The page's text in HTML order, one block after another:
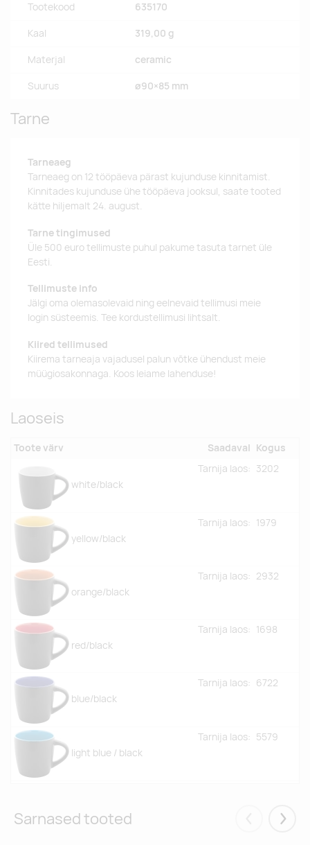
Tootekood 635170
Kaal 319,00 g
Materjal ceramic
Suurus ø90×85 mm
Tarne
Tarneaeg
Tarneaeg on 12 tööpäeva pärast kujunduse kinnitamist.
Kinnitades kujunduse ühe tööpäeva jooksul, saate tooted
kätte hiljemalt 24. august.
Tarne tingimused
Üle 500 euro tellimuste puhul pakume tasuta tarnet üle
Eesti.
Tellimuste info
Jälgi oma olemasolevaid ning eelnevaid tellimusi meie
login süsteemis. Tee kordustellimusi lihtsalt.
Kiired tellimused
Kiirema tarneaja vajadusel palun võtke ühendust meie
müügiosakonnaga. Koos leiame lahenduse!
Laoseis
Toote värv Saadaval Kogus
white/black
Tarnija laos: 3202
yellow/black
Tarnija laos: 1979
orange/black
Tarnija laos: 2932
red/black
Tarnija laos: 1698
blue/black
Tarnija laos: 6722
light blue / black
Tarnija laos: 5579
Sarnased tooted Eelmised